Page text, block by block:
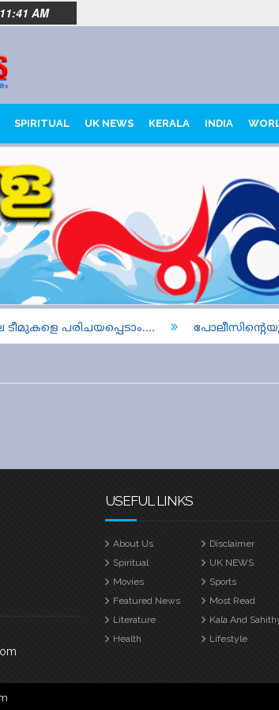
11:41 AM
SPIRITUAL UK NEWS KERALA INDIA
പരിചയപ്പെടാം.... പോലീസിന്റെയും
USEFUL LINKS
About Us Disclaimer
Spiritual
UK NEWS
Movies
Sports
Featured News
Most Read
Literature
Kala And
Health
Lifestyle